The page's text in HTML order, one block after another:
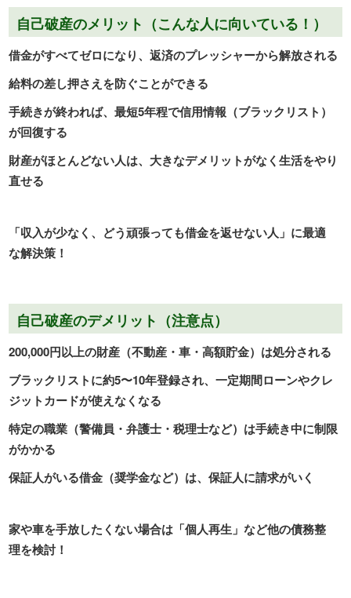
自己破産のメリット（こんな人に向いている！）
借金がすべてゼロになり、返済のプレッシャーから解放される
給料の差し押さえを防ぐことができる
手続きが終われば、最短5年程で信用情報（ブラックリスト）
が回復する
財産がほとんどない人は、大きなデメリットがなく生活をやり
直せる
「収入が少なく、どう頑張っても借金を返せない人」に最適
な解決策！
自己破産のデメリット（注意点）
200,000円以上の財産（不動産・車・高額貯金）は処分される
ブラックリストに約5〜10年登録され、一定期間ローンやクレ
ジットカードが使えなくなる
特定の職業（警備員・弁護士・税理士など）は手続き中に制限
がかかる
保証人がいる借金（奨学金など）は、保証人に請求がいく
家や車を手放したくない場合は「個人再生」など他の債務整
理を検討！